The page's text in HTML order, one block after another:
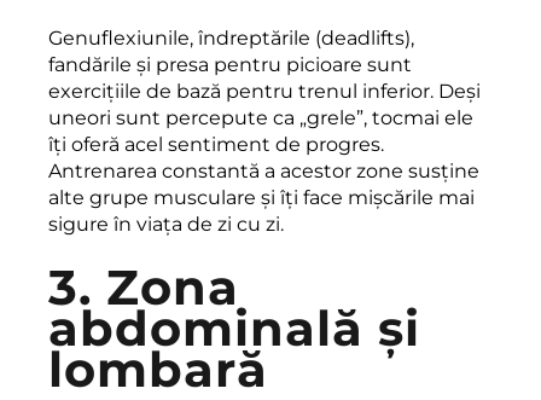
Genuflexiunile, îndreptările (deadlifts),
fandările și presa pentru picioare sunt
exercițiile de bază pentru trenul inferior. Deși
uneori sunt percepute ca „grele”, tocmai ele
îți oferă acel sentiment de progres.
Antrenarea constantă a acestor zone susține
alte grupe musculare și îți face mișcările mai
sigure în viața de zi cu zi.
3. Zona
abdominală și
lombară